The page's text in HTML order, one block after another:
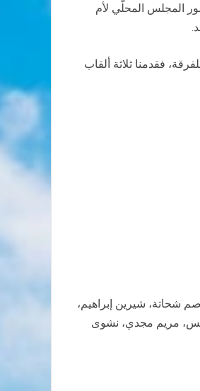
المجلس المحلّي لأم
2010 قُدّمت الصلوات لأجل اختيار لقب للفرقة، فقدمنا ثلاثة ألقاب
شحاتة، شيرين إبراهيم،
مريم مجدي، نشوى